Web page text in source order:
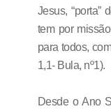
Jesus, “porta”
tem por
para todos,
1,1- Bula, nº1).
Desde o Ano